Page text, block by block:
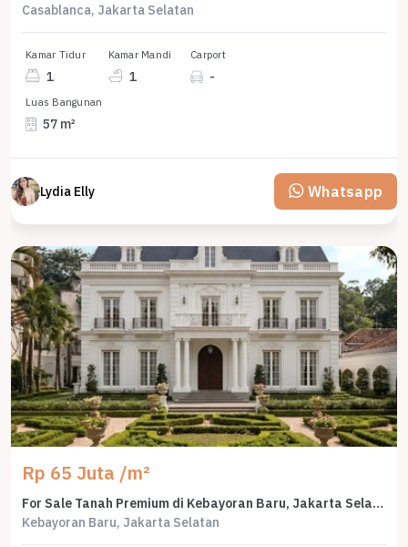
Casablanca, Jakarta Selatan
Kamar Tidur
1
Kamar Mandi
1
Carport
-
Luas Bangunan
57 m²
Lydia Elly Whatsapp
Rp 65 Juta /m²
For Sale Tanah Premium di Kebayoran Baru, Jakarta Selatan, LT 865m²
Kebayoran Baru, Jakarta Selatan